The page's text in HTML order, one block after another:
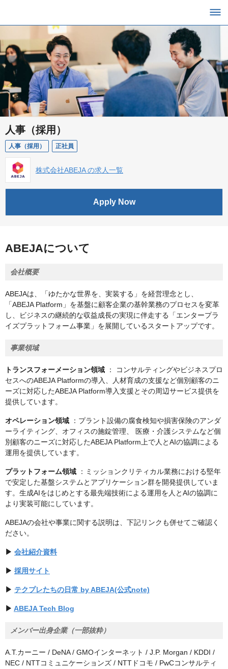
人事（採用）
人事（採用） 正社員
株式会社ABEJA の求人一覧
Apply Now
ABEJAについて
会社概要
ABEJAは、「ゆたかな世界を、実装する」を経営理念とし、
「ABEJA Platform」を基盤に顧客企業の基幹業務のプロセスを変革
し、ビジネスの継続的な収益成長の実現に伴走する「エンタープラ
イズプラットフォーム事業」を展開しているスタートアップです。
事業領域
トランスフォーメーション領域 ： コンサルティングやビジネスプロ
セスへのABEJA Platformの導入、人材育成の支援など個別顧客のニ
ーズに対応したABEJA Platform導入支援とその周辺サービス提供を
提供しています。
オペレーション領域 ：プラント設備の腐食検知や損害保険のアンダ
ーライティング、オフィスの施錠管理、 医療・介護システムなど個
別顧客のニーズに対応したABEJA Platform上で人とAIの協調による
運用を提供しています。
プラットフォーム領域 ：ミッションクリティカル業務における堅年
で安定した基盤システムとアプリケーション群を開発提供していま
す。生成AIをはじめとする最先端技術による運用を人とAIの協調に
より実装可能にしています。
ABEJAの会社や事業に関する説明は、下記リンクも併せてご確認く
ださい。
▶ 会社紹介資料
▶ 採用サイト
▶ テクプレたちの日常 by ABEJA(公式note)
▶ ABEJA Tech Blog
メンバー出身企業（一部抜粋）
A.T.カーニー / DeNA / GMOインターネット / J.P. Morgan / KDDI /
NEC / NTTコミュニケーションズ / NTTドコモ / PwCコンサルティ